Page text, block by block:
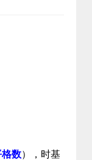
数），时基